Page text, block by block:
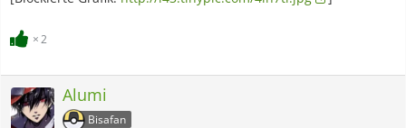
2
Alumi
Bisafan